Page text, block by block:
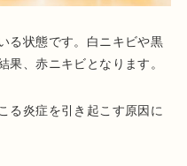
る状態です。白ニキビや黒
果、赤ニキビとなります。
る炎症を引き起こす原因に